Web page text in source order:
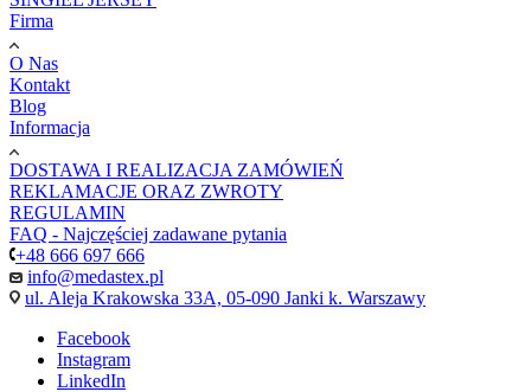
Firma
O Nas
Kontakt
Blog
Informacja
DOSTAWA I REALIZACJA ZAMÓWIEŃ
REKLAMACJE ORAZ ZWROTY
REGULAMIN
FAQ - Najczęściej zadawane pytania
+48 666 697 666
info@medastex.pl
ul. Aleja Krakowska 33A, 05-090 Janki k. Warszawy
Facebook
Instagram
LinkedIn